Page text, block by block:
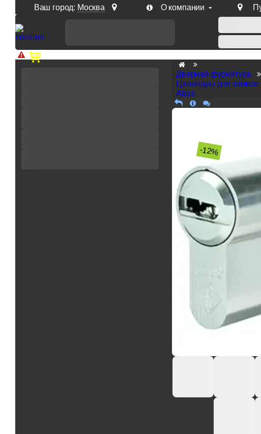
Ваш город: Москва О компании
Доп. скидка от цен на сайте 7% при заказе от 50 тыс. руб
Дверная фурнитура
Цилиндры для замков
Abus
-12%